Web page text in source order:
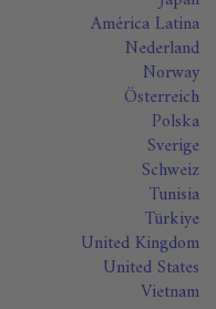
América Latina
Nederland
Norway
Österreich
Polska
Sverige
Schweiz
Tunisia
Türkiye
United Kingdom
United States
Vietnam